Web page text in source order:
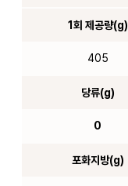
1회 제공량(g)
405
당류(g)
0
포화지방(g)